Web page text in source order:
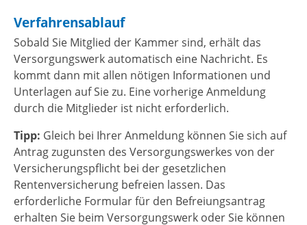
Verfahrensablauf
Sobald Sie Mitglied der Kammer sind, erhält das
Versorgungswerk automatisch eine Nachricht. Es
kommt dann mit allen nötigen Informationen und
Unterlagen auf Sie zu. Eine vorherige Anmeldung
durch die Mitglieder ist nicht erforderlich.
Tipp: Gleich bei Ihrer Anmeldung können Sie sich auf
Antrag zugunsten des Versorgungswerkes von der
Versicherungspflicht bei der gesetzlichen
Rentenversicherung befreien lassen. Das
erforderliche Formular für den Befreiungsantrag
erhalten Sie beim Versorgungswerk oder Sie können